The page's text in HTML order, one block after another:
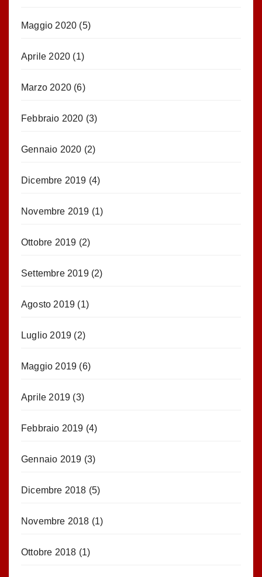
Maggio 2020 (5)
Aprile 2020 (1)
Marzo 2020 (6)
Febbraio 2020 (3)
Gennaio 2020 (2)
Dicembre 2019 (4)
Novembre 2019 (1)
Ottobre 2019 (2)
Settembre 2019(2)
Agosto 2019 (1)
Luglio 2019 (2)
Maggio 2019 (6)
Aprile 2019 (3)
Febbraio 2019 (4)
Gennaio 2019 (3)
Dicembre 2018 (5)
Novembre 2018 (1)
Ottobre 2018 (1)